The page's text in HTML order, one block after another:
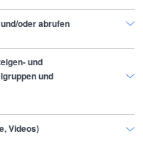
oder abrufen
und
und
Videos)